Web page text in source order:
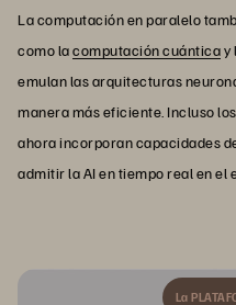
La computación en paralelo
como lacomputación cuánticay
emulan las arquitecturas
manera más eficiente. Incluso
ahora incorporan capacidades
admitir la AI en tiempo real en el
La